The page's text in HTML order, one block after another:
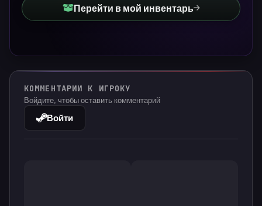
Перейти в мой инвентарь
КОММЕНТАРИИ К ИГРОКУ
Войдите, чтобы оставить комментарий
Войти